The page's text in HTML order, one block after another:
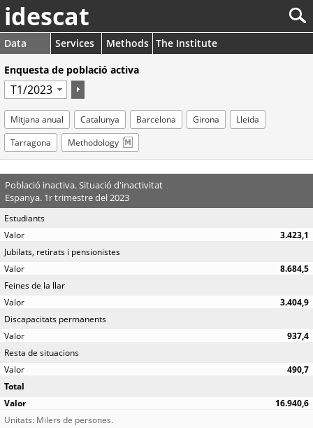
idescat
Data Services Methods The Institute
Enquesta de població activa
Mitjana anual Catalunya Barcelona Girona
Lleida
Tarragona
Methodology
Població inactiva. Situació d'inactivitat
Espanya. 1r trimestre del 2023
Estudiants
3.423,1
Jubilats, retirats i pensionistes
8.684,5
Feines de la llar
3.404,9
Discapacitats permanents
937,4
Resta de situacions
490,7
Total
16.940,6
Unitats: Milers de persones.